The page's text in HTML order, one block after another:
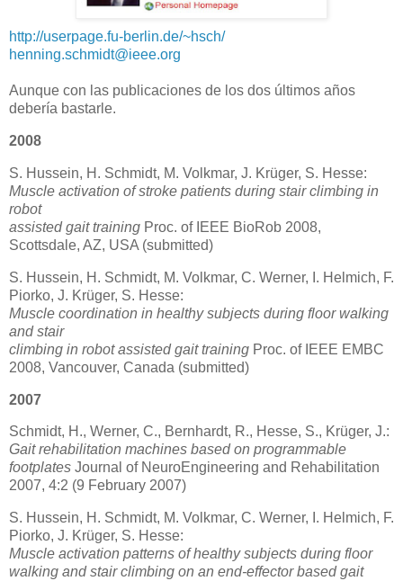
http://userpage.fu-berlin.de/~hsch/
henning.schmidt@ieee.org
Aunque con las publicaciones de los dos últimos años
debería bastarle.
2008
S. Hussein, H. Schmidt, M. Volkmar, J. Krüger, S. Hesse:
Muscle activation of stroke patients during stair climbing in
robot
assisted gait training Proc. of IEEE BioRob 2008,
Scottsdale, AZ, USA (submitted)
S. Hussein, H. Schmidt, M. Volkmar, C. Werner, I. Helmich, F.
Piorko, J. Krüger, S. Hesse:
Muscle coordination in healthy subjects during floor walking
and stair
climbing in robot assisted gait training Proc. of IEEE EMBC
2008, Vancouver, Canada (submitted)
2007
Schmidt, H., Werner, C., Bernhardt, R., Hesse, S., Krüger, J.:
Gait rehabilitation machines based on programmable
footplates Journal of NeuroEngineering and Rehabilitation
2007, 4:2 (9 February 2007)
S. Hussein, H. Schmidt, M. Volkmar, C. Werner, I. Helmich, F.
Piorko, J. Krüger, S. Hesse:
Muscle activation patterns of healthy subjects during floor
walking and stair climbing on an end-effector based gait